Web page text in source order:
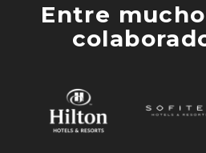
Entre